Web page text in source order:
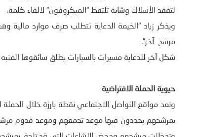
لتفقد الأسلاك وشابة تلتقط “الميكروفون” لالقاء كلمة.
ويذكر زياد “الخيمة الدعاية تتطلب صرف موارد
مرشح آخر”.
شكل آخر للدعاية مسيرات بالسيارات يطلق سائقوها
حيوية الحملة الافتراضية
وتعد مواقع التواصل الاجتماعي نقطة بارزة خلال
بمرشحهم يحددون فيها موعد تجمعهم وموعد قدوم